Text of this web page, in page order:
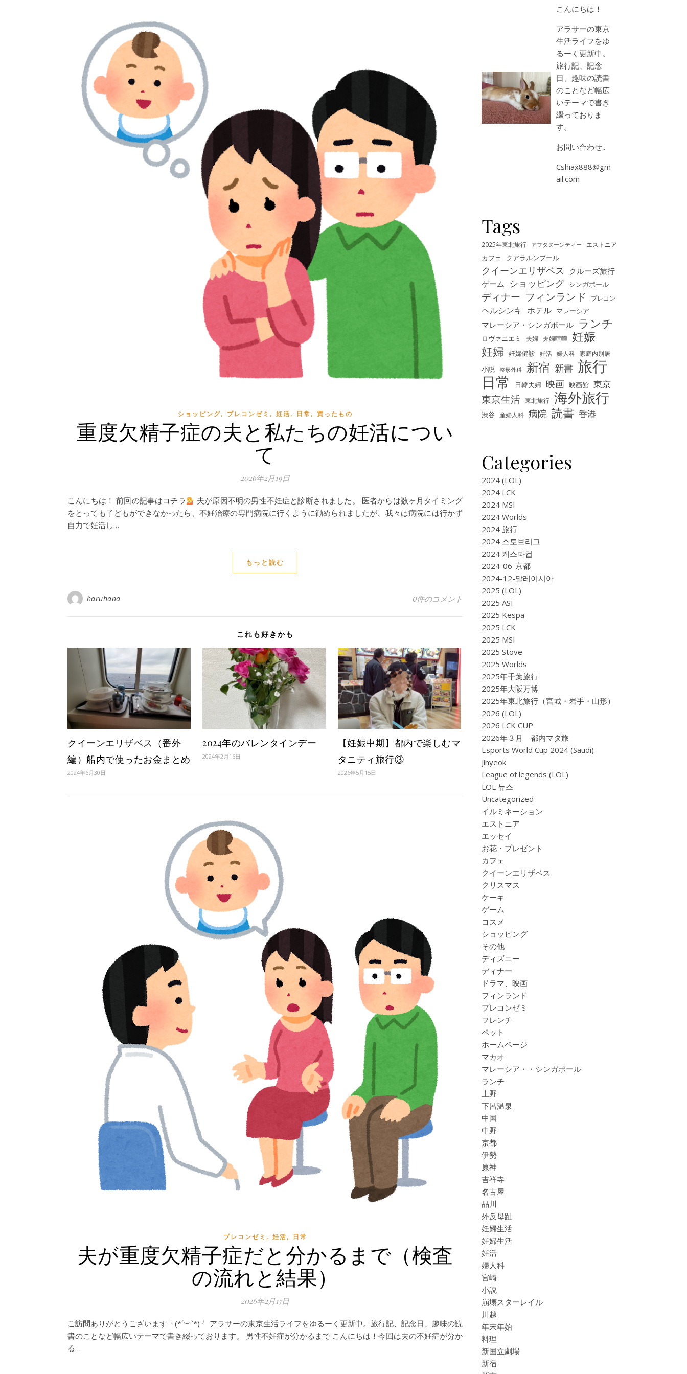
ショッピング, プレコンゼミ , 妊活, 日常 , 買ったもの
重度欠精子症の夫と私たちの妊活につい
て
2026年2月19日
こんにちは！ 前回の記事はコチラ
夫が原因不明の男性不妊症と診断されました。 医者からは数ヶ月タイミング
をとっても子どもができなかったら、不妊治療の専門病院に行くように勧められましたが、我々は病院には行かず
自力で妊活し…
もっと読む
haruhana 0件のコメント
これも好きかも
クイーンエリザベス（番外
編）船内で使ったお金まとめ
2024年6月30日
2024年のバレンタインデー
2024年2月16日
【妊娠中期】都内で楽しむマ
タニティ旅行③
2026年5月15日
プレコンゼミ , 妊活, 日常
夫が重度欠精子症だと分かるまで（検査
の流れと結果）
2026年2月17日
ご訪問ありがとうございます╰(*´︶`*)╯ アラサーの東京生活ライフをゆるーく更新中。旅行記、記念日、趣味の読
書のことなど幅広いテーマで書き綴っております。 男性不妊症が分かるまで こんにちは！今回は夫の不妊症が分か
る…
こんにちは！
アラサーの東京
生活ライフをゆ
るーく更新中。
旅行記、記念
日、趣味の読書
のことなど幅広
いテーマで書き
綴っておりま
す。
お問い合わせ↓
Cshiax888@gm
ail.com
Tags
2025年東北旅行 アフタヌーンティー エストニア
カフェ クアラルンプール
クイーンエリザベス
クルーズ旅行
ゲーム ショッピング シンガポール
ディナー フィンランド プレコン
ヘルシンキ ホテル マレーシア
マレーシア・シンガポール ランチ
ロヴァニエミ 夫婦 夫婦喧嘩 妊娠
妊婦 妊婦健診 妊活 婦人科 家庭内別居
小説 整形外科 新宿 新書 旅行
日常 日韓夫婦 映画 映画館 東京
東京生活 東北旅行 海外旅行
渋谷 産婦人科 病院 読書 香港
Categories
2024 (LOL)
2024 LCK
2024 MSI
2024 Worlds
2024 旅行
2024 스토브리그
2024 케스파컵
2024-06-京都
2024-12-말레이시아
2025 (LOL)
2025 ASI
2025 Kespa
2025 LCK
2025 MSI
2025 Stove
2025 Worlds
2025年千葉旅行
2025年大阪万博
2025年東北旅行（宮城・岩手・山形）
2026 (LOL)
2026 LCK CUP
2026年３月 都内マタ旅
Esports World Cup 2024 (Saudi)
Jihyeok
League of legends (LOL)
LOL 뉴스
Uncategorized
イルミネーション
エストニア
エッセイ
お花・プレゼント
カフェ
クイーンエリザベス
クリスマス
ケーキ
ゲーム
コスメ
ショッピング
その他
ディズニー
ディナー
ドラマ、映画
フィンランド
プレコンゼミ
フレンチ
ペット
ホームページ
マカオ
マレーシア・・シンガポール
ランチ
上野
下呂温泉
中国
中野
京都
伊勢
原神
吉祥寺
名古屋
品川
外反母趾
妊婦生活
妊婦生活
妊活
婦人科
宮崎
小説
崩壊スターレイル
川越
年末年始
料理
新国立劇場
新宿